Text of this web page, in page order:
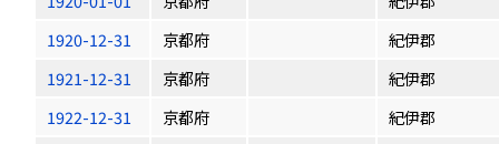
1920-12-31
京都府
紀伊郡
1921-12-31
京都府
紀伊郡
1922-12-31
京都府
紀伊郡